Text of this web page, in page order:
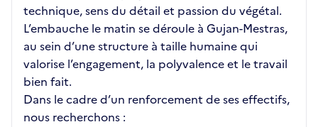
technique, sens du détail et passion du végétal.
L’embauche le matin se déroule à Gujan-Mestras,
au sein d’une structure à taille humaine qui
valorise l’engagement, la polyvalence et le travail
bien fait.
Dans le cadre d’un renforcement de ses effectifs,
nous recherchons :